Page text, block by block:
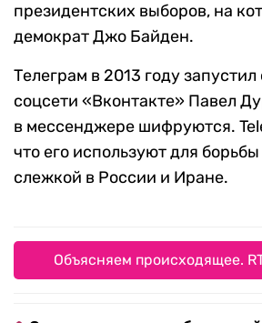
президентских выборов, на
демократ Джо Байден.
Телеграм в 2013 году запустил
соцсети «Вконтакте» Павел
в мессенджере шифруются.
что его используют для
слежкой в России и Иране.
Объясняем происходящее.